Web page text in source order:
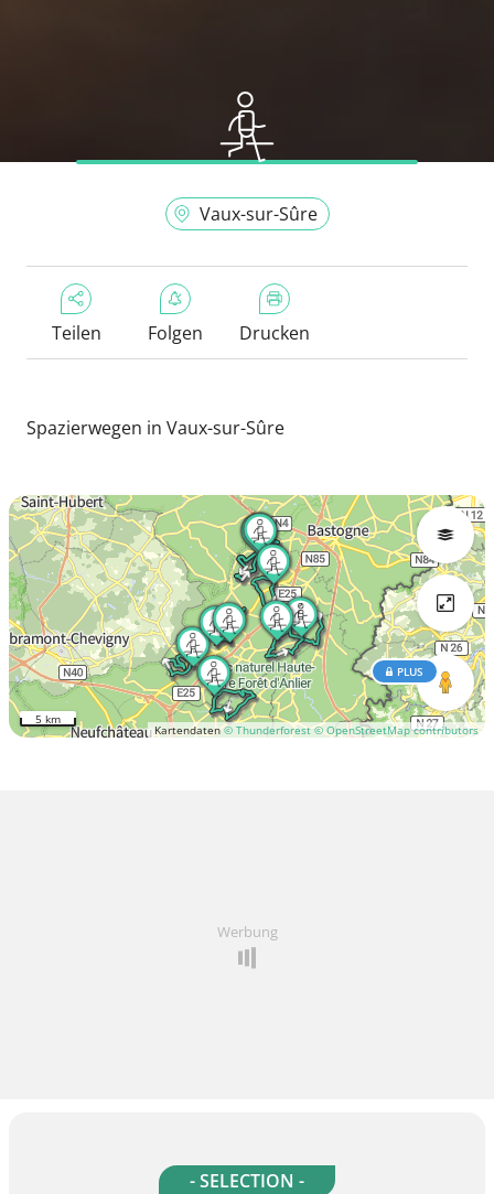
Vaux-sur-Sûre
Teilen Folgen Drucken
Spazierwegen in Vaux-sur-Sûre
Kartendaten© Thunderforest © OpenStreetMap contributors
PLUS
5 km
Werbung
- SELECTION -